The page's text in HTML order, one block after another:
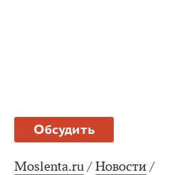
Обсудить
Moslenta.ru / Новости /